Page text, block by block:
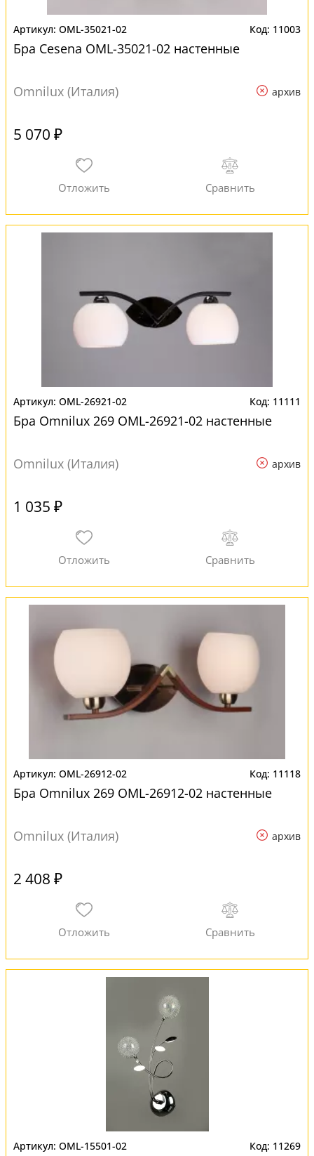
OML-35021-02 11003
Бра Cesena OML-35021-02 настенные
Omnilux (Италия) архив
5 070 ₽
OML-26921-02 11111
Бра Omnilux 269 OML-26921-02 настенные
Omnilux (Италия) архив
1 035 ₽
OML-26912-02 11118
Бра Omnilux 269 OML-26912-02 настенные
Omnilux (Италия) архив
2 408 ₽
OML-15501-02 11269